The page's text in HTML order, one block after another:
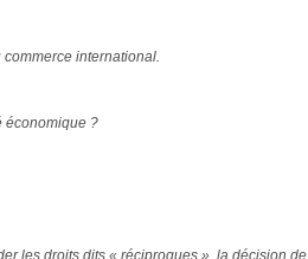
international.
économique ?
les droits dits « réciproques », la décision de